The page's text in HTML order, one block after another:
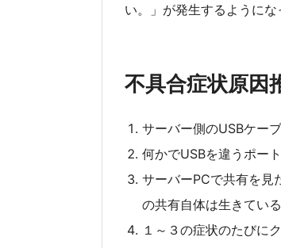
い。」が発生するようにな
不具合症状原因
サーバー側のUSBケー
何かでUSBを違うポー
サーバーPCで共有を見
の共有自体は生きてい
１～３の症状のたびに